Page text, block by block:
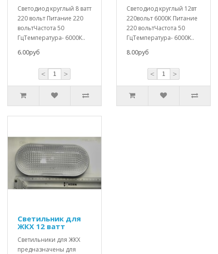
Светодиод круглый 8 ватт
220 вольт Питание 220
вольтЧастота 50
ГцТемпература- 6000К..
6.00руб
< >
Светодиод круглый 12вт
220вольт 6000К Питание
220 вольтЧастота 50
ГцТемпература- 6000К..
8.00руб
< >
Светильник для
ЖКХ 12 ватт
Светильники для ЖКХ
предназначены для